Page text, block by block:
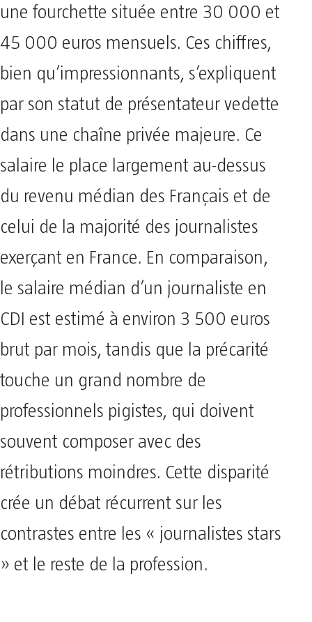
une fourchette située entre 30 000 et
45 000 euros mensuels. Ces chiffres,
bien qu’impressionnants, s’expliquent
par son statut de présentateur vedette
dans une chaîne privée majeure. Ce
salaire le place largement au-dessus
du revenu médian des Français et de
celui de la majorité des journalistes
exerçant en France. En comparaison,
le salaire médian d’un journaliste en
CDI est estimé à environ 3 500 euros
brut par mois, tandis que la précarité
touche un grand nombre de
professionnels pigistes, qui doivent
souvent composer avec des
rétributions moindres. Cette disparité
crée un débat récurrent sur les
contrastes entre les « journalistes stars
» et le reste de la profession.